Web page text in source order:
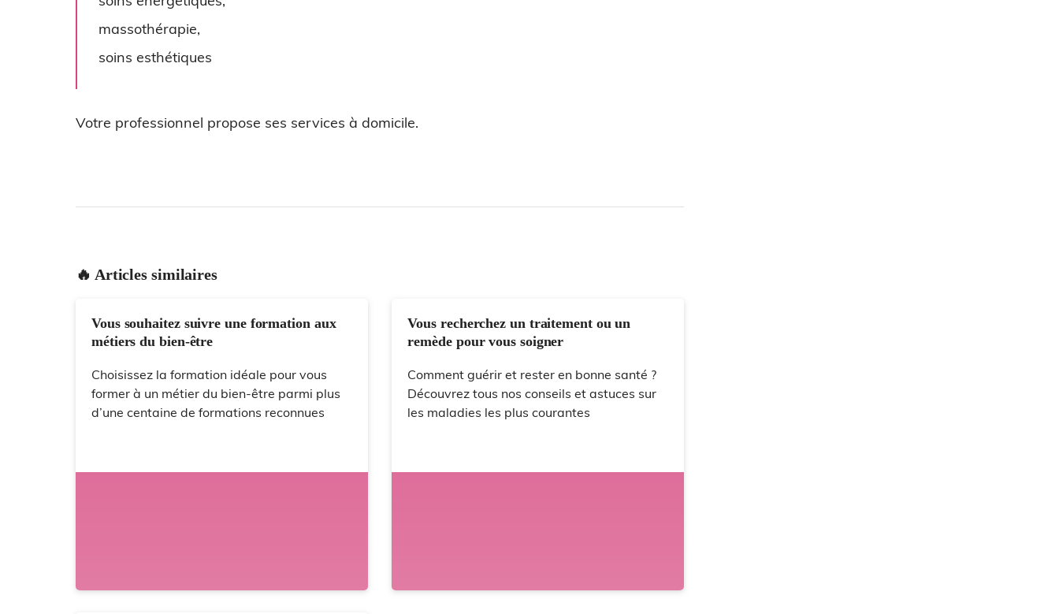
massothérapie,
soins esthétiques
Votre professionnel propose ses services à domicile.
🔥 Articles similaires
Vous souhaitez suivre une formation aux
métiers du bien-être
Choisissez la formation idéale pour vous
former à un métier du bien-être parmi plus
d’une centaine de formations reconnues
Vous recherchez un traitement ou un
remède pour vous soigner
Comment guérir et rester en bonne santé ?
Découvrez tous nos conseils et astuces sur
les maladies les plus courantes